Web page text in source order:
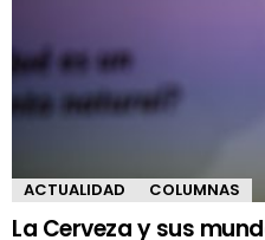
ACTUALIDAD COLUMNAS
La Cerveza y sus